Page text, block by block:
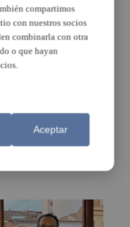
domingo no habrá
de Cercanías
Roca-Cúper y
compartimos
con nuestros socios
combinarla con otra
o que hayan
Aceptar